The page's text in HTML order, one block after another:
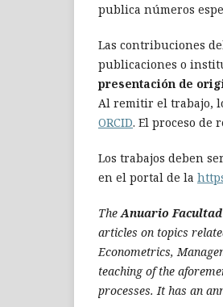
publica números
Las contribuciones
publicaciones o
presentación de
Al remitir el trabajo,
ORCID. El proceso de
Los trabajos deben
en el portal de la
TheAnuario Facultad
articles on topics
Econometrics,
teaching of the
processes. It has an